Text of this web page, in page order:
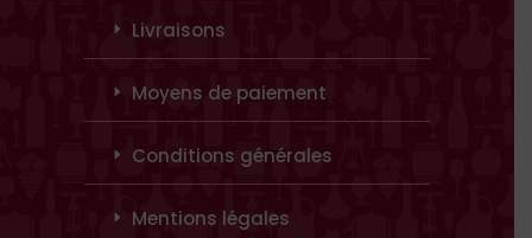
Livraisons
Moyens de paiement
Conditions générales
Mentions légales